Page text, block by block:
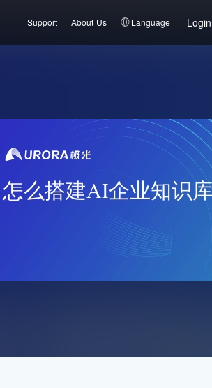
Support About Us Language Login